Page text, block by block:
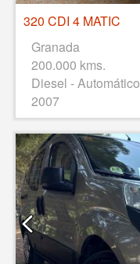
320 CDI 4 MATIC
Granada
200.000 kms.
Diesel - Automático
2007